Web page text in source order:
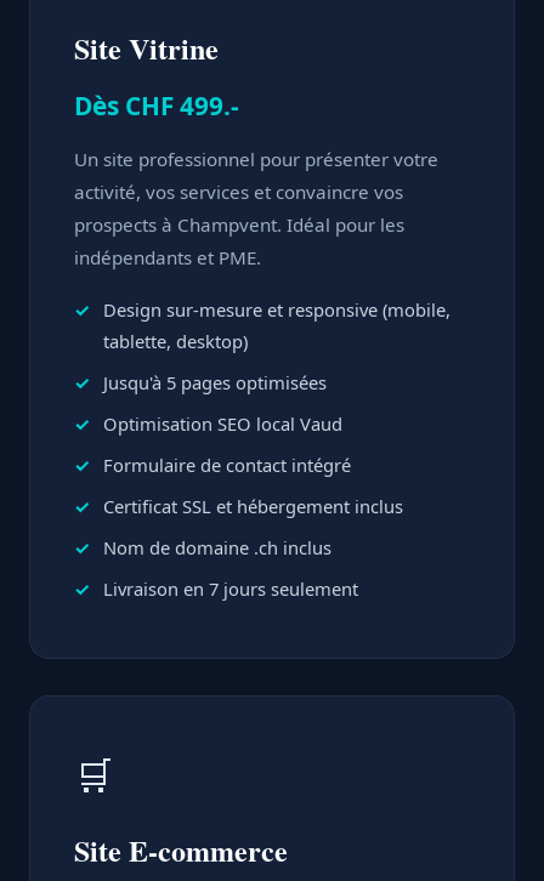
Site Vitrine
Dès CHF 499.-
Un site professionnel pour présenter votre
activité, vos services et convaincre vos
prospects à Champvent. Idéal pour les
indépendants et PME.
Design sur-mesure et responsive (mobile,
tablette, desktop)
Jusqu'à 5 pages optimisées
Optimisation SEO local Vaud
Formulaire de contact intégré
Certificat SSL et hébergement inclus
Nom de domaine .ch inclus
Livraison en 7 jours seulement
🛒
Site E-commerce